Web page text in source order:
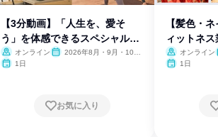
【3分動画】「人生を、愛そ
う」を体感できるスペシャル映
像
オンライン
2026年8月・9月・10
1日
お気に入り
【髪色・
ィットネ
オンライン
1日